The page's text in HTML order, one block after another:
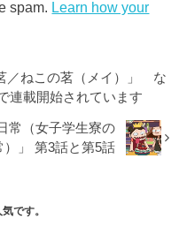
spam. Learn how your
／ねこの茗（メイ）」 な
連載開始されています
常（女子学生寮の
）」 第3話と第5話
です。